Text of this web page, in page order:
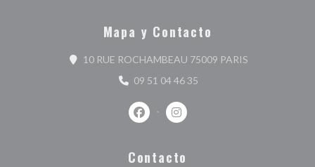
Mapa y Contacto
10 RUE ROCHAMBEAU 75009 PARIS
09 51 04 46 35
Facebook ((abre en una nueva
Instagram ((abre en una
Contacto